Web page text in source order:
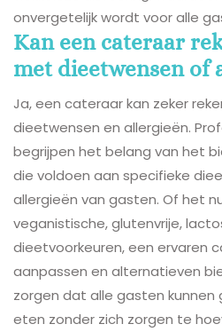
onvergetelijk wordt voor alle
Kan een cateraar
met dieetwensen of
Ja, een cateraar kan zeker
dieetwensen en allergieën.
begrijpen het belang van het
die voldoen aan specifieke
allergieën van gasten. Of het
veganistische, glutenvrije,
dieetvoorkeuren, een ervaren
aanpassen en alternatieven
zorgen dat alle gasten kunnen
eten zonder zich zorgen te